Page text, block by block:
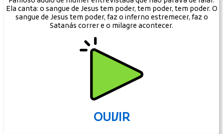
Ela canta: o sangue de Jesus tem poder, tem poder, tem poder. O
sangue de Jesus tem poder, faz o inferno estremecer, faz o
Satanás correr e o milagre acontecer.
OUVIR